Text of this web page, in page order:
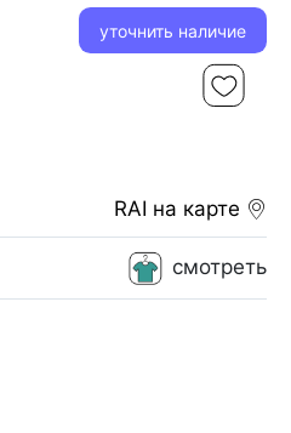
уточнить наличие
RAI на карте
смотреть